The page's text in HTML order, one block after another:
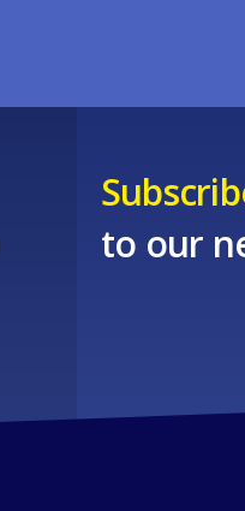
to our